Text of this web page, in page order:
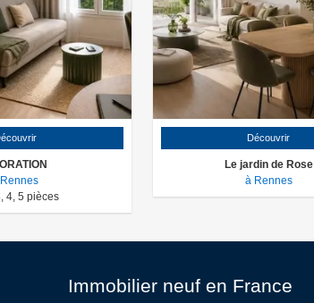
4, 5 pièces
Découvrir
Le jardin de Rose
à Rennes
Immobilier neuf en France